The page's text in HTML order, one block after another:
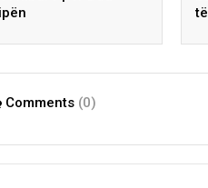
Comments (0)